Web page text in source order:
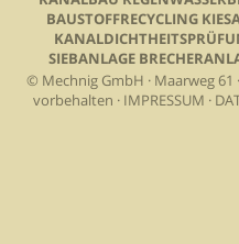
BAUSTOFFRECYCLING
SIEBANLAGE
© Mechnig GmbH · Maarweg 61
vorbehalten · IMPRESSUM ·